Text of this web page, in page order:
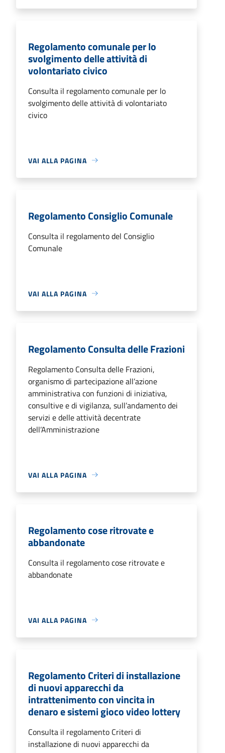
Regolamento comunale per lo
svolgimento delle attività di
volontariato civico
Consulta il regolamento comunale per lo
svolgimento delle attività di volontariato
civico
VAI ALLA PAGINA
Regolamento Consiglio Comunale
Consulta il regolamento del Consiglio
Comunale
VAI ALLA PAGINA
Regolamento Consulta delle Frazioni
Regolamento Consulta delle Frazioni,
organismo di partecipazione all’azione
amministrativa con funzioni di iniziativa,
consultive e di vigilanza, sull’andamento dei
servizi e delle attività decentrate
dell’Amministrazione
VAI ALLA PAGINA
Regolamento cose ritrovate e
abbandonate
Consulta il regolamento cose ritrovate e
abbandonate
VAI ALLA PAGINA
Regolamento Criteri di installazione
di nuovi apparecchi da
intrattenimento con vincita in
denaro e sistemi gioco video lottery
Consulta il regolamento Criteri di
installazione di nuovi apparecchi da